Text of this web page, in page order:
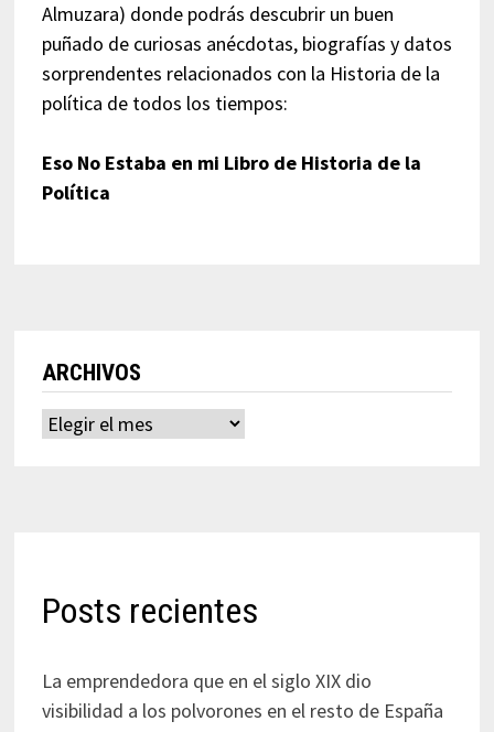
Almuzara) donde podrás descubrir un buen
puñado de curiosas anécdotas, biografías y datos
sorprendentes relacionados con la Historia de la
política de todos los tiempos:
Eso No Estaba en mi Libro de Historia de la
Política
ARCHIVOS
Archivos
Posts recientes
La emprendedora que en el siglo XIX dio
visibilidad a los polvorones en el resto de España